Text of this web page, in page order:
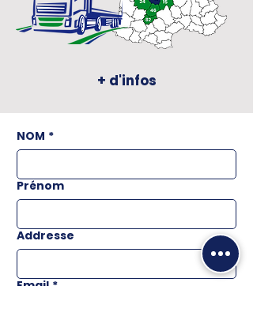
+ d'infos
NOM *
Prénom
Addresse
Email *